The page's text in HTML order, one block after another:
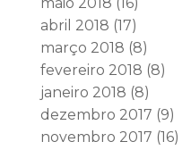
abril 2018 (17)
março 2018 (8)
fevereiro 2018 (8)
janeiro 2018 (8)
dezembro 2017 (9)
novembro 2017 (16)